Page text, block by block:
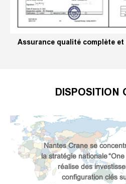
Assurance qualité complète
DISPOSITION
Nantes Crane se
la stratégie nationale “One
réalise des
configuration clés